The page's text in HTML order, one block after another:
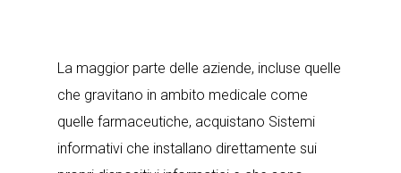
La maggior parte delle aziende, incluse quelle
che gravitano in ambito medicale come
quelle farmaceutiche, acquistano Sistemi
informativi che installano direttamente sui